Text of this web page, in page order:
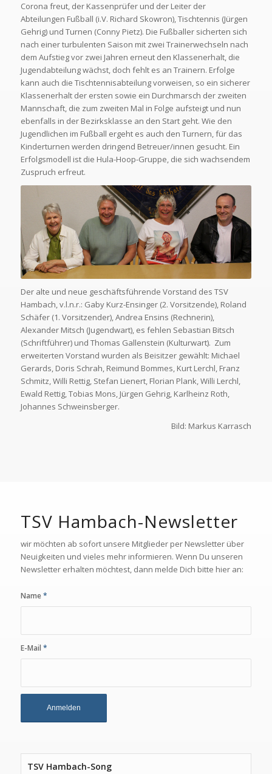
Corona freut, der Kassenprüfer und der Leiter der
Abteilungen Fußball (i.V. Richard Skowron), Tischtennis (Jürgen
Gehrig) und Turnen (Conny Pietz). Die Fußballer sicherten sich
nach einer turbulenten Saison mit zwei Trainerwechseln nach
dem Aufstieg vor zwei Jahren erneut den Klassenerhalt, die
Jugendabteilung wächst, doch fehlt es an Trainern. Erfolge
kann auch die Tischtennisabteilung vorweisen, so ein sicherer
Klassenerhalt der ersten sowie ein Durchmarsch der zweiten
Mannschaft, die zum zweiten Mal in Folge aufsteigt und nun
ebenfalls in der Bezirksklasse an den Start geht. Wie den
Jugendlichen im Fußball ergeht es auch den Turnern, für das
Kinderturnen werden dringend Betreuer/innen gesucht. Ein
Erfolgsmodell ist die Hula-Hoop-Gruppe, die sich wachsendem
Zuspruch erfreut.
Der alte und neue geschäftsführende Vorstand des TSV
Hambach, v.l.n.r.: Gaby Kurz-Ensinger (2. Vorsitzende), Roland
Schäfer (1. Vorsitzender), Andrea Ensins (Rechnerin),
Alexander Mitsch (Jugendwart), es fehlen Sebastian Bitsch
(Schriftführer) und Thomas Gallenstein (Kulturwart). Zum
erweiterten Vorstand wurden als Beisitzer gewählt: Michael
Gerards, Doris Schrah, Reimund Bommes, Kurt Lerchl, Franz
Schmitz, Willi Rettig, Stefan Lienert, Florian Plank, Willi Lerchl,
Ewald Rettig, Tobias Mons, Jürgen Gehrig, Karlheinz Roth,
Johannes Schweinsberger.
Bild: Markus Karrasch
TSV Hambach-Newsletter
wir möchten ab sofort unsere Mitglieder per Newsletter über
Neuigkeiten und vieles mehr informieren. Wenn Du unseren
Newsletter erhalten möchtest, dann melde Dich bitte hier an:
Name*
E-Mail *
TSV Hambach-Song